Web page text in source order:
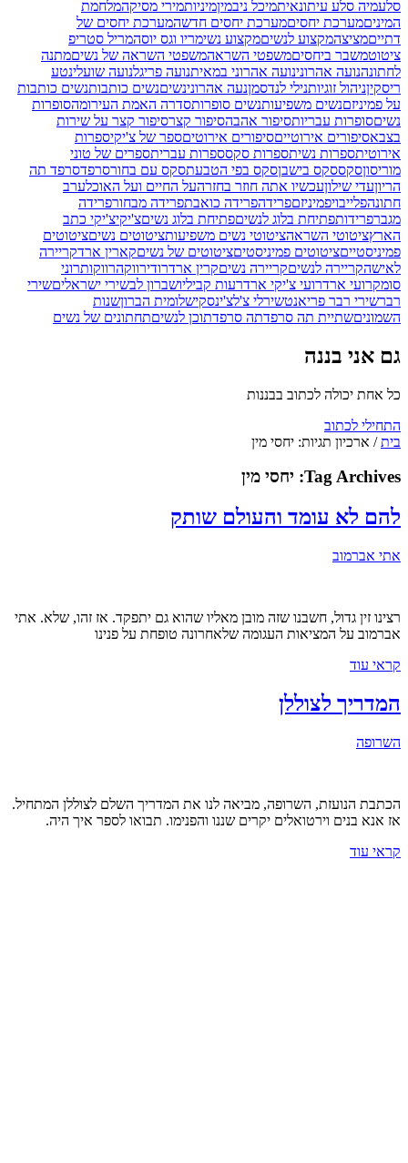
סלעמיה סלע עיתונאיתמיכל ניבמיןמיניותמירי מסיקהמלחמת
המיניםמערכת יחסיםמערכת יחסים חדשהמערכת יחסים של
דתייםמציצהמקצוע לנשיםמקצוע נשימריו וגס יוסהמריל סטריפ
ציטוטמשבר ביחסיםמשפטי השראהמשפטי השראה של נשיםמתנה
לחתונהנועה אהרונינועה אהרוני במאיתנועה פריגלנועה שועלינטע
ריסקיןניהול זוגיותנילי לנדסמןנעה אהרונינשיםנשים כותבותנשים כותבות
על פמיניזםנשים משפיעותנשים סופרותסדרה האמת העירומהסופרות
נשיםסופרות עבריותסיפור אהבהסיפור קצרסיפור קצר על שירות
בצבאסיפורים אירוטייםסיפורים אירוטיםספר של צ'יקיספרות
אירוטיתספרות נשיתספרות סקסספרות עבריתספרים של טוני
מוריסוןסקססקס בישבןסקס בפי הטבעתסקס עם בחורסרפדסרפד תה
הריוןעדי שילוןעכשיו אתה חוזר בחזרהעל החיים ועל האוכלערב
חתונהפלייבויפמיניזםפרידהפרידה כואבתפרידה מבחורפרידה
מגברפרידותפתיחת בלוג לנשיםפתיחת בלוג נשיםצ'יקיצ'יקי כתב
הארץציטוטי השראהציטוטי נשים משפיעותציטוטים נשיםציטוטים
פמיניסטייםציטוטים פמיניסטיםציטוטים של נשיםקארין ארדקריירה
לאישהקריירה לנשיםקריירה נשיםקרין ארדרודירווקהרווקותרוני
סומקרועי ארדרועי צ'יקי ארדרעות קביליושברון לבשירי ישראליםשירי
רברשירי רבר פריאנטשירלי צ'לצ'ינסקישלומית הברוןשנות
השמוניםשתיית תה סרפדתה סרפדתוכן לנשיםתחתונים של נשים
גם אני בננה
כל אחת יכולה לכתוב בבננות
התחילי לכתוב
בית/ ארכיון תגיות: יחסי מין
Tag Archives: יחסי מין
להם לא עומד והעולם שותק
אתי אברמוב
רצינו זין גדול, חשבנו שזה מובן מאליו שהוא גם יתפקד. אז זהו, שלא. אתי
אברמוב על המציאות העגומה שלאחרונה טופחת על פנינו
קראי עוד
המדריך לצוללן
השרופה
הכתבת הנועזת, השרופה, מביאה לנו את המדריך השלם לצוללן המתחיל.
אז אנא בנים וירטואלים יקרים שננו והפנימו. תבואו לספר איך היה.
קראי עוד